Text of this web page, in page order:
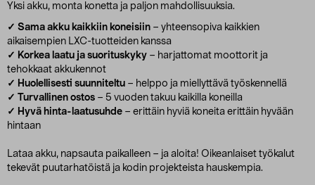
Yksi akku, monta konetta ja paljon mahdollisuuksia.
✓ Sama akku kaikkiin koneisiin – yhteensopiva kaikkien
aikaisempien LXC-tuotteiden kanssa
✓ Korkea laatu ja suorituskyky – harjattomat moottorit ja
tehokkaat akkukennot
✓ Huolellisesti suunniteltu – helppo ja miellyttävä työskennellä
✓ Turvallinen ostos – 5 vuoden takuu kaikilla koneilla
✓ Hyvä hinta-laatusuhde – erittäin hyviä koneita erittäin hyvään
hintaan
Lataa akku, napsauta paikalleen – ja aloita! Oikeanlaiset työkalut
tekevät puutarhatöistä ja kodin projekteista hauskempia.